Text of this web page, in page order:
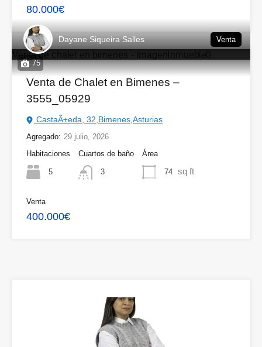
80.000€
75
Dayane Siqueira Salles Venta
Venta de Chalet en Bimenes –
3555_05929
CastaÃ±eda, 32,Bimenes,Asturias
Agregado: 29 julio, 2026
Habitaciones
5
Cuartos de baño
3
Área
74 sq ft
Venta
400.000€